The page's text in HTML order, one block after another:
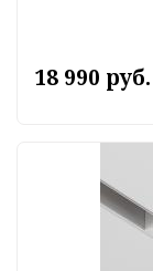
18 990 руб.